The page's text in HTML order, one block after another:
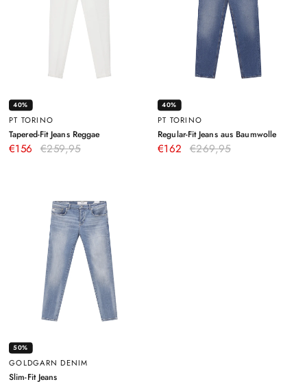
40%
PT TORINO
Tapered-Fit Jeans Reggae–
€156 €259,95
40%
PT TORINO
Regular-Fit Jeans aus Baumwolle–
€162 €269,95
50%
GOLDGARN DENIM
Slim-Fit Jeans–